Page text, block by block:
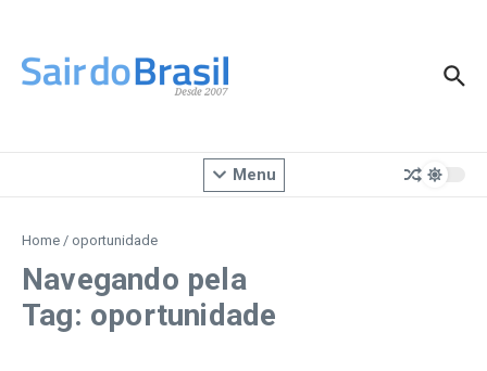
Menu
Home / oportunidade
Navegando pela
Tag: oportunidade